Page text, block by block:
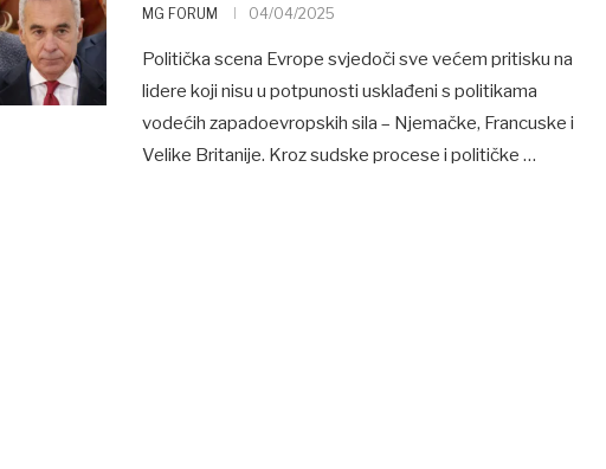
MG FORUM 04/04/2025
Politička scena Evrope svjedoči sve većem pritisku na
lidere koji nisu u potpunosti usklađeni s politikama
vodećih zapadoevropskih sila – Njemačke, Francuske i
Velike Britanije. Kroz sudske procese i političke …